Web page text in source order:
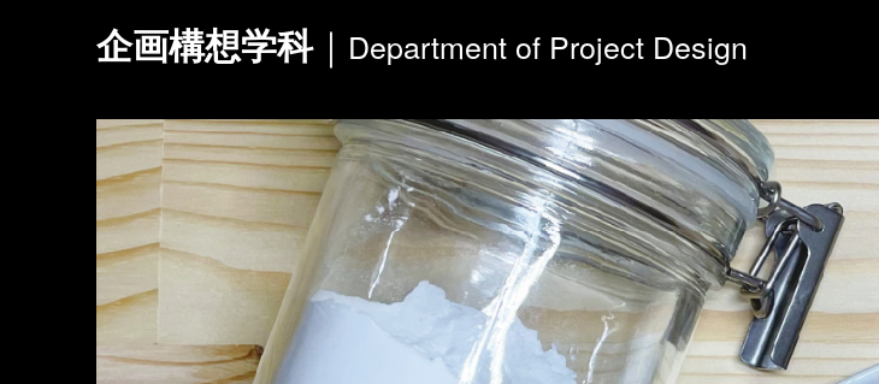
企画構想学科 Department of Project Design